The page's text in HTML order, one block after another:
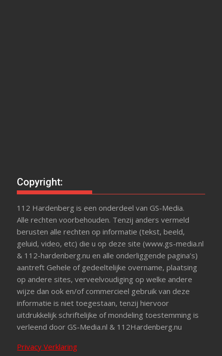
Copyright:
112 Hardenberg is een onderdeel van GS-Media.
Alle rechten voorbehouden. Tenzij anders vermeld
berusten alle rechten op informatie (tekst, beeld,
geluid, video, etc) die u op deze site (www.gs-media.nl
& 112-hardenberg.nu en alle onderliggende pagina’s)
aantreft Gehele of gedeeltelijke overname, plaatsing
op andere sites, verveelvoudiging op welke andere
wijze dan ook en/of commercieel gebruik van deze
informatie is niet toegestaan, tenzij hiervoor
uitdrukkelijk schriftelijke of mondeling toestemming is
verleend door GS-Media.nl & 112Hardenberg.nu
Privacy Verklaring